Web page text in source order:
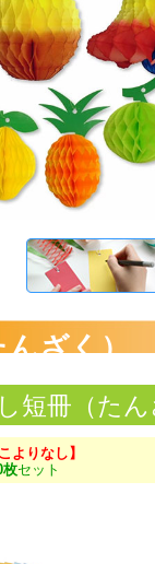
んざく）
短冊（た
こよりなし】
枚セット